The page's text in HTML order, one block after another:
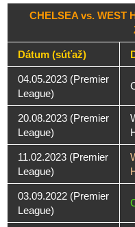
CHELSEA vs. WEST
Dátum (súťaž)
04.05.2023 (Premier
League)
20.08.2023 (Premier
League)
11.02.2023 (Premier
League)
03.09.2022 (Premier
League)